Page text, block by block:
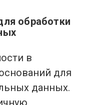
обработки
в
для
данных.